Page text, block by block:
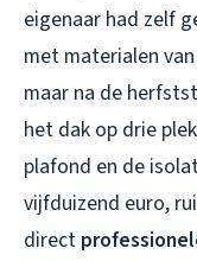
eigenaar had zelf
met materialen
maar na de
het dak op drie
plafond en de
vijfduizend euro,
direct